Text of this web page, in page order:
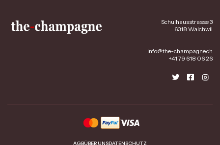
Schulhausstrasse 3
6318 Walchwil
info@the-champagne.ch
+41 79 618 06 26
AGBÜBER UNSDATENSCHUTZ